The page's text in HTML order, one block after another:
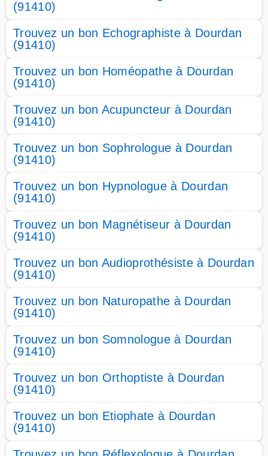
(91410)
Trouvez un bon Echographiste à Dourdan
(91410)
Trouvez un bon Homéopathe à Dourdan
(91410)
Trouvez un bon Acupuncteur à Dourdan
(91410)
Trouvez un bon Sophrologue à Dourdan
(91410)
Trouvez un bon Hypnologue à Dourdan
(91410)
Trouvez un bon Magnétiseur à Dourdan
(91410)
Trouvez un bon Audioprothésiste à Dourdan
(91410)
Trouvez un bon Naturopathe à Dourdan
(91410)
Trouvez un bon Somnologue à Dourdan
(91410)
Trouvez un bon Orthoptiste à Dourdan
(91410)
Trouvez un bon Etiophate à Dourdan
(91410)